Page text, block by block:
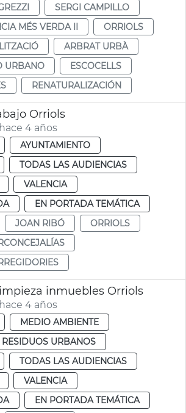
SERGI CAMPILLO
MÉS VERDA II
ORRIOLS
ARBRAT URBÀ
URBANO
ESCOCELLS
RENATURALIZACIÓN
Orriols
4 años
AYUNTAMIENTO
TODAS LAS AUDIENCIAS
VALENCIA
EN PORTADA TEMÁTICA
JOAN RIBÓ
ORRIOLS
inmuebles Orriols
4 años
MEDIO AMBIENTE
URBANOS
TODAS LAS AUDIENCIAS
VALENCIA
EN PORTADA TEMÁTICA